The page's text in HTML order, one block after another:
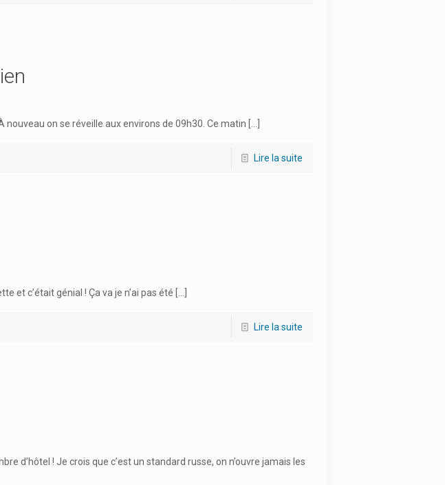
nouveau on se réveille aux environs de 09h30. Ce matin
Lire la suite
et c’était génial ! Ça va je n’ai pas été
Lire la suite
d’hôtel ! Je crois que c’est un standard russe, on n’ouvre jamais les